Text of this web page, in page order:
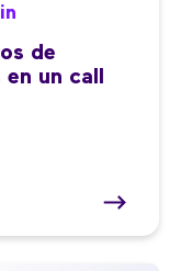
de
un call